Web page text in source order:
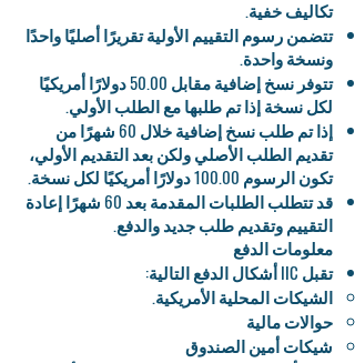
تكاليف خفية.
تتضمن رسوم التقييم الأولية تقريرًا أصليًا واحدًا
ونسخة واحدة.
تتوفر نسخ إضافية مقابل 50.00 دولارًا أمريكيًا
لكل نسخة إذا تم طلبها مع الطلب الأولي.
إذا تم طلب نسخ إضافية خلال 60 شهرًا من
تقديم الطلب الأصلي ولكن بعد التقديم الأولي،
تكون الرسوم 100.00 دولارًا أمريكيًا لكل نسخة.
قد تتطلب الطلبات المقدمة بعد 60 شهرًا إعادة
التقييم وتقديم طلب جديد والدفع.
معلومات الدفع
تقبل IIC أشكال الدفع التالية:
الشيكات المحلية الأمريكية.
حوالات مالية
شيكات أمين الصندوق